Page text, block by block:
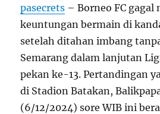
pasecrets – Borneo FC gagal
keuntungan bermain di
setelah ditahan imbang
Semarang dalam lanjutan
pekan ke-13. Pertandingan
di Stadion Batakan,
(6/12/2024) sore WIB ini